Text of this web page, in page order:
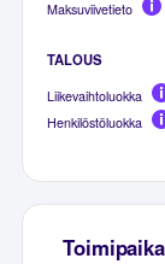
Maksuviivetieto
TALOUS
Liikevaihtoluokka
Henkilöstöluokka